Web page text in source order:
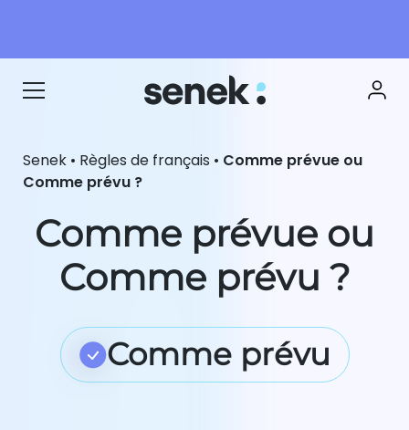
Senek • Règles de français • Comme prévue ou
Comme prévu ?
Comme prévue ou
Comme prévu ?
Comme prévu